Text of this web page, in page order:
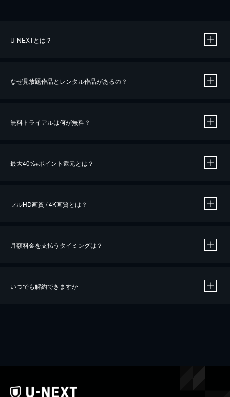
U-NEXTとは？
なぜ見放題作品とレンタル作品があるの？
無料トライアルは何が無料？
最大40%※ポイント還元とは？
※40％ポイント還元の対象は、クレジットカード決済による作品の購入 / レンタルです。
フルHD画質 / 4K画質とは？
月額料金を支払うタイミングは？
いつでも解約できますか